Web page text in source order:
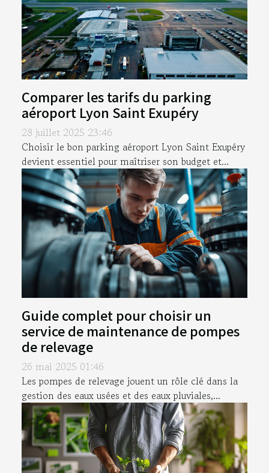
Comparer les tarifs du parking
aéroport Lyon Saint Exupéry
28 juillet 2025 23:46
Choisir le bon parking aéroport Lyon Saint Exupéry
devient essentiel pour maîtriser son budget et...
Guide complet pour choisir un
service de maintenance de pompes
de relevage
26 mai 2025 01:46
Les pompes de relevage jouent un rôle clé dans la
gestion des eaux usées et des eaux pluviales,...